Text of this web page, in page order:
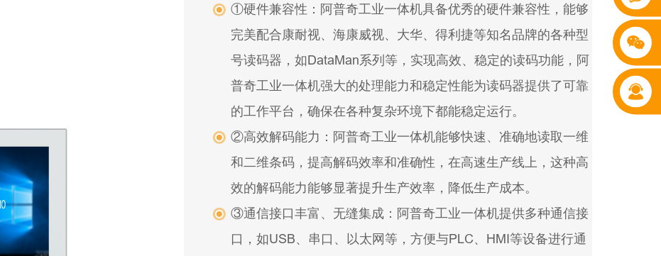
①硬件兼容性：阿普奇工业一体机具备优秀的硬件兼容性，能够
完美配合康耐视、海康威视、大华、得利捷等知名品牌的各种型
号读码器，如DataMan系列等，实现高效、稳定的读码功能，阿
普奇工业一体机强大的处理能力和稳定性能为读码器提供了可靠
的工作平台，确保在各种复杂环境下都能稳定运行。
②高效解码能力：阿普奇工业一体机能够快速、准确地读取一维
和二维条码，提高解码效率和准确性，在高速生产线上，这种高
效的解码能力能够显著提升生产效率，降低生产成本。
③通信接口丰富、无缝集成：阿普奇工业一体机提供多种通信接
口，如USB、串口、以太网等，方便与PLC、HMI等设备进行通